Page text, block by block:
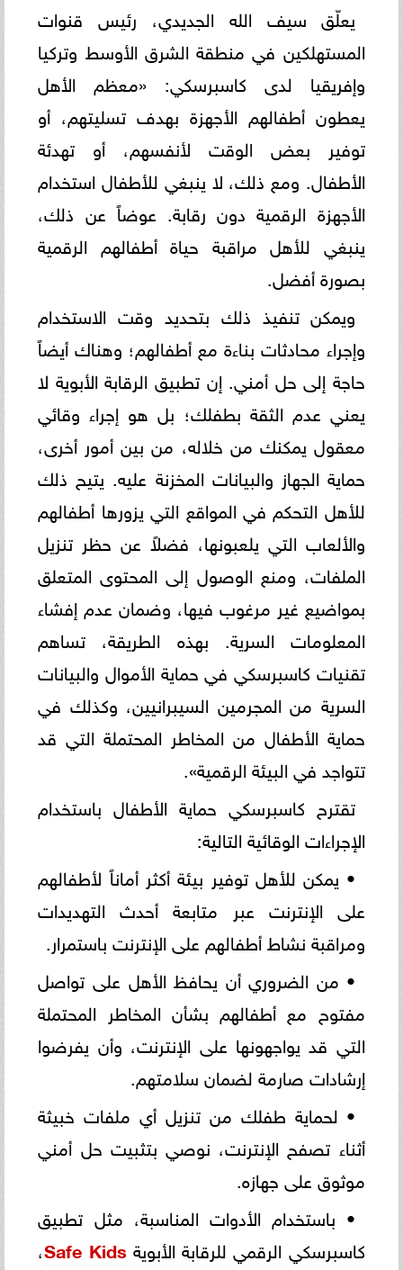
يعلّق سيف الله الجديدي، رئيس قنوات
المستهلكين في منطقة الشرق الأوسط وتركيا
وإفريقيا لدى كاسبرسكي: «معظم الأهل
يعطون أطفالهم الأجهزة بهدف تسليتهم، أو
توفير بعض الوقت لأنفسهم، أو تهدئة
الأطفال. ومع ذلك، لا ينبغي للأطفال استخدام
الأجهزة الرقمية دون رقابة. عوضاً عن ذلك،
ينبغي للأهل مراقبة حياة أطفالهم الرقمية
بصورة أفضل.
ويمكن تنفيذ ذلك بتحديد وقت الاستخدام
وإجراء محادثات بناءة مع أطفالهم؛ وهناك أيضاً
حاجة إلى حل أمني. إن تطبيق الرقابة الأبوية لا
يعني عدم الثقة بطفلك؛ بل هو إجراء وقائي
معقول يمكنك من خلاله، من بين أمور أخرى،
حماية الجهاز والبيانات المخزنة عليه. يتيح ذلك
للأهل التحكم في المواقع التي يزورها أطفالهم
والألعاب التي يلعبونها، فضلاً عن حظر تنزيل
الملفات، ومنع الوصول إلى المحتوى المتعلق
بمواضيع غير مرغوب فيها، وضمان عدم إفشاء
المعلومات السرية. بهذه الطريقة، تساهم
تقنيات كاسبرسكي في حماية الأموال والبيانات
السرية من المجرمين السيبرانيين، وكذلك في
حماية الأطفال من المخاطر المحتملة التي قد
تتواجد في البيئة الرقمية».
تقترح كاسبرسكي حماية الأطفال باستخدام
الإجراءات الوقائية التالية:
• يمكن للأهل توفير بيئة أكثر أماناً لأطفالهم
على الإنترنت عبر متابعة أحدث التهديدات
ومراقبة نشاط أطفالهم على الإنترنت باستمرار.
• من الضروري أن يحافظ الأهل على تواصل
مفتوح مع أطفالهم بشأن المخاطر المحتملة
التي قد يواجهونها على الإنترنت، وأن يفرضوا
إرشادات صارمة لضمان سلامتهم.
• لحماية طفلك من تنزيل أي ملفات خبيثة
أثناء تصفح الإنترنت، نوصي بتثبيت حل أمني
موثوق على جهازه.
• باستخدام الأدوات المناسبة، مثل تطبيق
كاسبرسكي الرقمي للرقابة الأبوية Safe Kids،